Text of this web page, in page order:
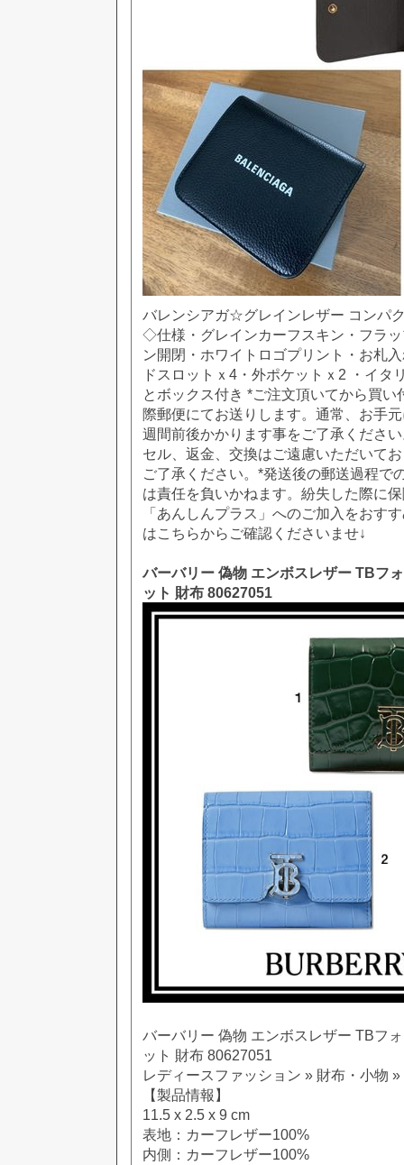
バレンシアガ☆グレインレザー コンパ
◇仕様・グレインカーフスキン・フラ
ン開閉・ホワイトロゴプリント・お札
ドスロットｘ4・外ポケットｘ2 ・イタ
とボックス付き *ご注文頂いてから買い
際郵便にてお送りします。通常、お手
週間前後かかります事をご了承くださ
セル、返金、交換はご遠慮いただいて
ご了承ください。*発送後の郵送過程で
は責任を負いかねます。紛失した際に
「あんしんプラス」へのご加入をおす
はこちらからご確認くださいませ↓
バーバリー 偽物 エンボスレザー TBフ
ット 財布 80627051
バーバリー 偽物 エンボスレザー TBフ
ット 財布 80627051
レディースファッション » 財布・小物
【製品情報】
11.5 x 2.5 x 9 cm
表地：カーフレザー100%
内側：カーフレザー100%